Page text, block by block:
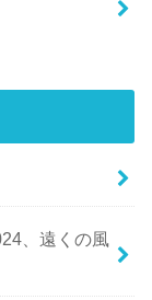
、遠くの風